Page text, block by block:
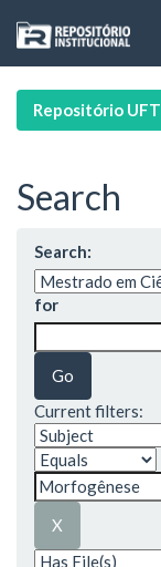
navigation
Repositório UFT
Search
Search:
for
Current filters: